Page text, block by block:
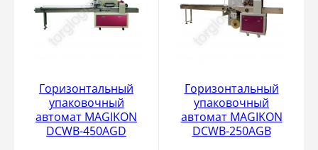
Горизонтальный
упаковочный
автомат MAGIKON
DCWB-450AGD
Горизонтальный
упаковочный
автомат MAGIKON
DCWB-250AGB